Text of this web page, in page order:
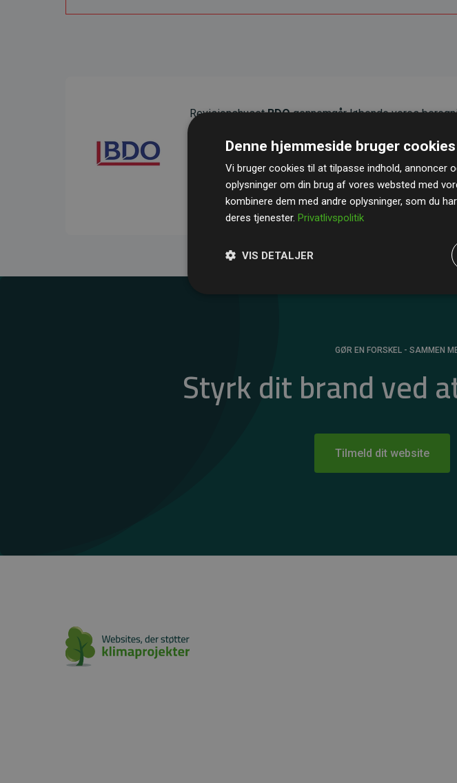
RevisionshusetBDOgennemgår løbende vores
gennemsnit kompenserer for
200% af
CO₂-udledninger .
GØR EN FORSKEL - SAMMEN
Styrk dit brand ved
Tilmeld dit website
Denne hjemmeside bruger cookies
Vi bruger cookies til at tilpasse indhold, annoncer
oplysninger om din brug af vores websted med
kombinere dem med andre oplysninger, som du
deres tjenester. Privatlivspolitik
VIS DETALJER